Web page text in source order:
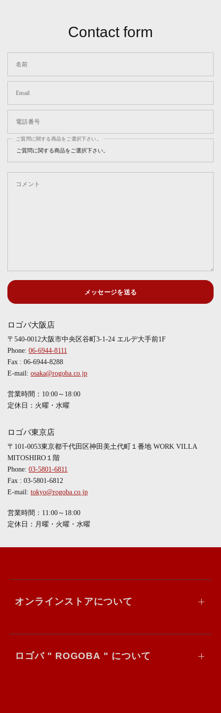
Contact form
名前
Email
電話番号
ご質問に関する商品をご選択下さい。
コメント
メッセージを送る
ロゴバ大阪店
〒540-0012大阪市中央区谷町3-1-24 エルデ大手前1F
Phone:06-6944-8111
Fax : 06-6944-8288
E-mail:osaka@rogoba.co.jp
営業時間：10:00～18:00
定休日：火曜・水曜
ロゴバ東京店
〒101-0053東京都千代田区神田美土代町１番地 WORK VILLA
MITOSHIRO１階
Phone:03-5801-6811
Fax : 03-5801-6812
E-mail:tokyo@rogoba.co.jp
営業時間：11:00～18:00
定休日：月曜・火曜・水曜
オンラインストアについて
ロゴバ " ROGOBA " について